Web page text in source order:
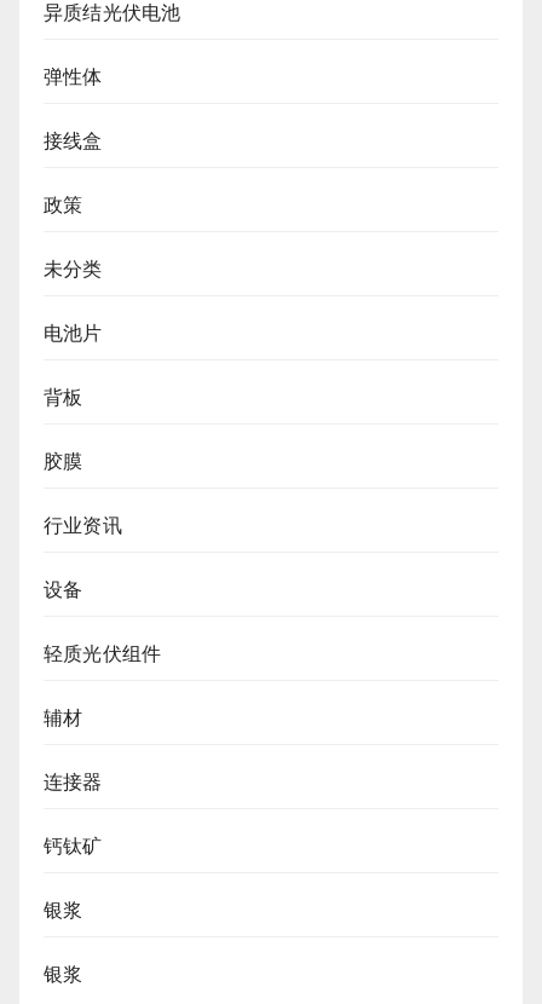
异质结光伏电池
弹性体
接线盒
政策
未分类
电池片
背板
胶膜
行业资讯
设备
轻质光伏组件
辅材
连接器
钙钛矿
银浆
银浆